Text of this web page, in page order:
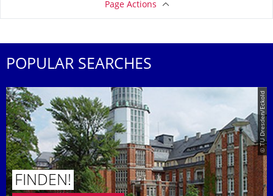
Page Actions
POPULAR SEARCHES
© TU Dresden/Eckold
FINDEN!